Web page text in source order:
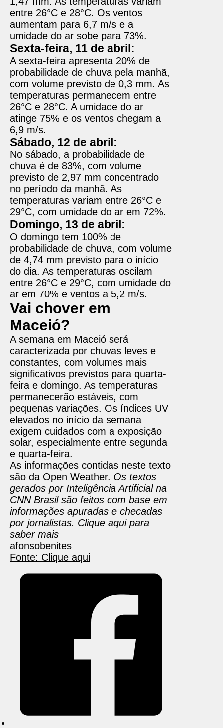
entre 26°C e 28°C. Os ventos
aumentam para 6,7 m/s e a
umidade do ar sobe para 73%.
Sexta-feira, 11 de abril:
A sexta-feira apresenta 20% de
probabilidade de chuva pela manhã,
com volume previsto de 0,3 mm. As
temperaturas permanecem entre
26°C e 28°C. A umidade do ar
atinge 75% e os ventos chegam a
6,9 m/s.
Sábado, 12 de abril:
No sábado, a probabilidade de
chuva é de 83%, com volume
previsto de 2,97 mm concentrado
no período da manhã. As
temperaturas variam entre 26°C e
29°C, com umidade do ar em 72%.
Domingo, 13 de abril:
O domingo tem 100% de
probabilidade de chuva, com volume
de 4,74 mm previsto para o início
do dia. As temperaturas oscilam
entre 26°C e 29°C, com umidade do
ar em 70% e ventos a 5,2 m/s.
Vai chover em
Maceió?
A semana em Maceió será
caracterizada por chuvas leves e
constantes, com volumes mais
significativos previstos para quarta-
feira e domingo. As temperaturas
permanecerão estáveis, com
pequenas variações. Os índices UV
elevados no início da semana
exigem cuidados com a exposição
solar, especialmente entre segunda
e quarta-feira.
As informações contidas neste texto
são da Open Weather. Os textos
gerados por Inteligência Artificial na
CNN Brasil são feitos com base em
informações apuradas e checadas
por jornalistas. Clique aqui para
saber mais
afonsobenites
Fonte: Clique aqui